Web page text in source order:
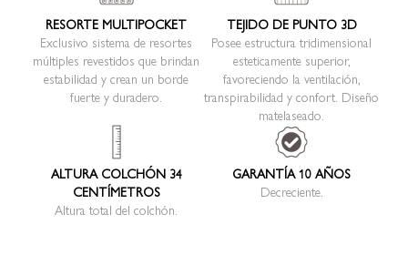
RESORTE MULTIPOCKET
Exclusivo sistema de resortes
múltiples revestidos que brindan
estabilidad y crean un borde
fuerte y duradero.
TEJIDO DE PUNTO 3D
Posee estructura tridimensional
esteticamente superior,
favoreciendo la ventilación,
transpirabilidad y confort. Diseño
matelaseado.
ALTURA COLCHÓN 34
CENTÍMETROS
Altura total del colchón.
GARANTÍA 10 AÑOS
Decreciente.